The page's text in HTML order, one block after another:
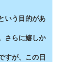
いう目的があ
さらに嬉しか
すが、この日